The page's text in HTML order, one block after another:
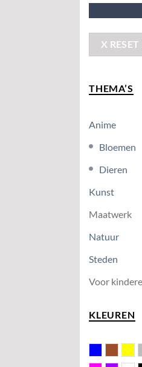
X RESET
THEMA’S
Anime
Bloemen
Dieren
Kunst
Maatwerk
Natuur
Steden
Voor
KLEUREN